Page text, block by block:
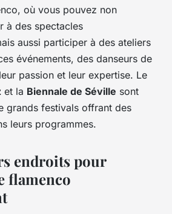
où vous pouvez non
à des spectacles
aussi participer à des ateliers
événements, des danseurs de
passion et leur expertise. Le
et la Biennale de Séville sont
grands festivals offrant des
leurs programmes.
endroits pour
flamenco